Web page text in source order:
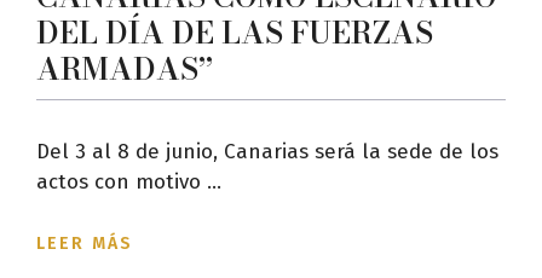
DEL DÍA DE LAS FUERZAS
ARMADAS”
Del 3 al 8 de junio, Canarias será la sede de los
actos con motivo ...
LEER MÁS